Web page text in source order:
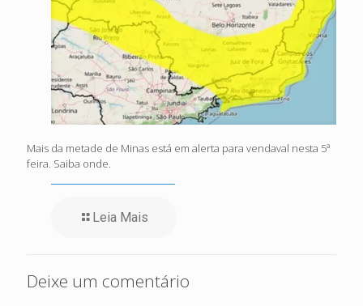
Mais da metade de Minas está em alerta para vendaval nesta 5ª
feira. Saiba onde.
Leia Mais
Deixe um comentário